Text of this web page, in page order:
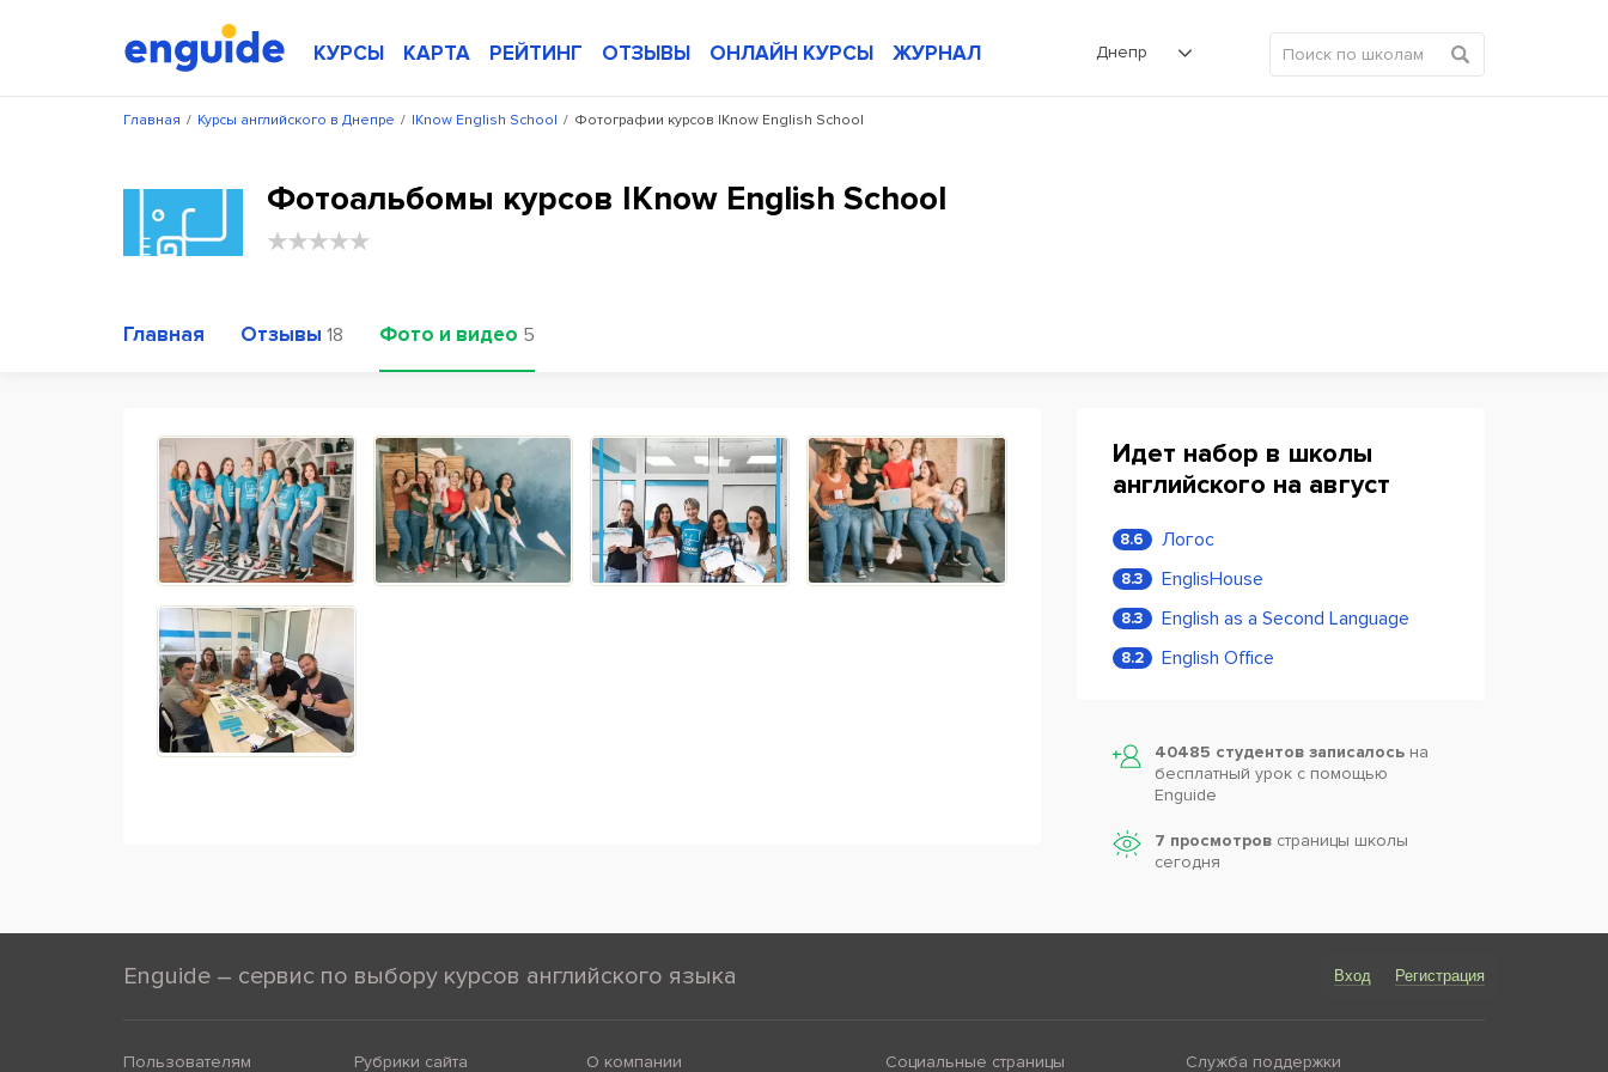
КУРСЫ КАРТА РЕЙТИНГ ОТЗЫВЫ ОНЛАЙН КУРСЫ ЖУРНАЛ Днепр
/
Главная /
Курсы английского в Днепре /
IKnow English School Фотографии курсов IKnow English School
Фотоальбомы курсов IKnow English School
Главная Отзывы 18 Фото и видео 5
Идет набор в школы
английского на август
8.6 Логос
8.3 EnglisHouse
8.3 English as a Second Language
8.2 English Office
40485 студентов записалось на
бесплатный урок с помощью
Enguide
7 просмотровстраницы школы
сегодня
Enguide – сервис по выбору курсов английского языка Вход Регистрация
Пользователям Рубрики сайта О компании Социальные страницы Служба поддержки